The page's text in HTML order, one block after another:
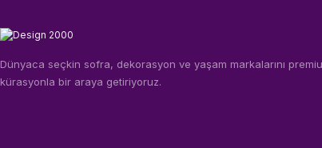
Dünyaca seçkin sofra, dekorasyon ve yaşam markalarını
kürasyonla bir araya getiriyoruz.